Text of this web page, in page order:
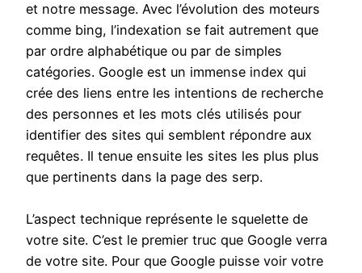
et notre message. Avec l’évolution des moteurs
comme bing, l’indexation se fait autrement que
par ordre alphabétique ou par de simples
catégories. Google est un immense index qui
crée des liens entre les intentions de recherche
des personnes et les mots clés utilisés pour
identifier des sites qui semblent répondre aux
requêtes. Il tenue ensuite les sites les plus plus
que pertinents dans la page des serp.
L’aspect technique représente le squelette de
votre site. C’est le premier truc que Google verra
de votre site. Pour que Google puisse voir votre